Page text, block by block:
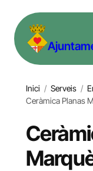
contingut
Inici / Serveis /
Ceràmica Planas